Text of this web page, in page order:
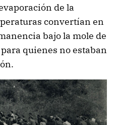
de la
convertían en
bajo la mole de
quienes no estaban